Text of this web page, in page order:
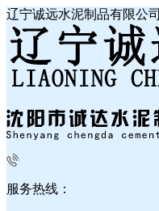
辽宁诚远水泥制品有限公司
服务热线：